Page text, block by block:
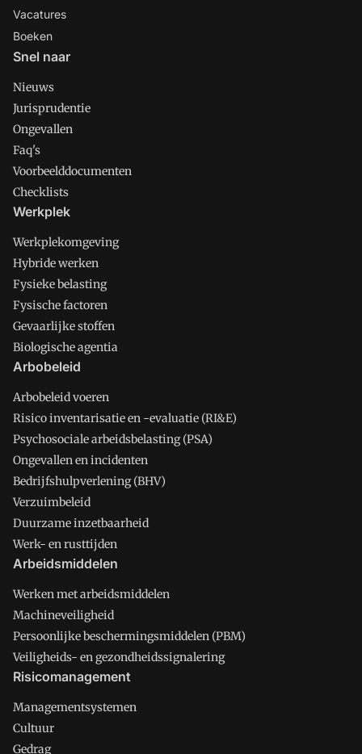
Vacatures
Boeken
Snel naar
Nieuws
Jurisprudentie
Ongevallen
Faq's
Voorbeelddocumenten
Checklists
Werkplek
Werkplekomgeving
Hybride werken
Fysieke belasting
Fysische factoren
Gevaarlijke stoffen
Biologische agentia
Arbobeleid
Arbobeleid voeren
Risico inventarisatie en -evaluatie (RI&E)
Psychosociale arbeidsbelasting (PSA)
Ongevallen en incidenten
Bedrijfshulpverlening (BHV)
Verzuimbeleid
Duurzame inzetbaarheid
Werk- en rusttijden
Arbeidsmiddelen
Werken met arbeidsmiddelen
Machineveiligheid
Persoonlijke beschermingsmiddelen (PBM)
Veiligheids- en gezondheidssignalering
Risicomanagement
Managementsystemen
Cultuur
Gedrag